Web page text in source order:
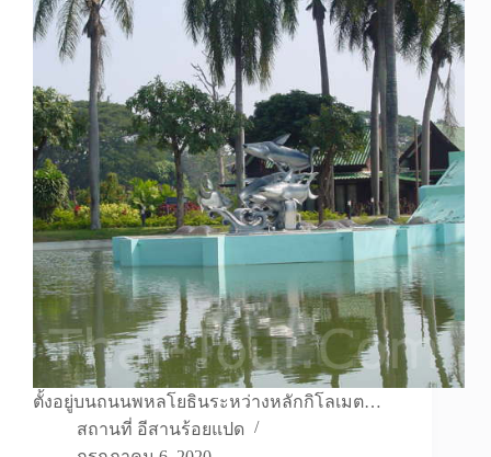
ตั้งอยู่บนถนนพหลโยธินระหว่างหลักกิโลเมต…
สถานที่ อีสานร้อยแปด